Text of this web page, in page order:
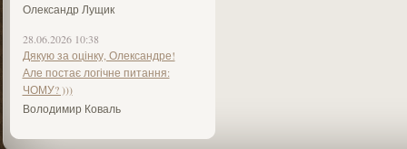
Олександр Лущик
28.06.2026 10:38
Дякую за оцінку, Олександре!
Але постає логічне питання:
ЧОМУ? )))
Володимир Коваль